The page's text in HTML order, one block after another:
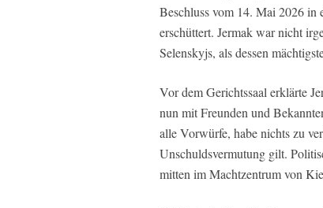
Beschluss vom 14. Mai 2026 in
erschüttert. Jermak war nicht
Selenskyjs, als dessen
Vor dem Gerichtssaal erklärte
nun mit Freunden und
alle Vorwürfe, habe nichts zu
Unschuldsvermutung gilt.
mitten im Machtzentrum von